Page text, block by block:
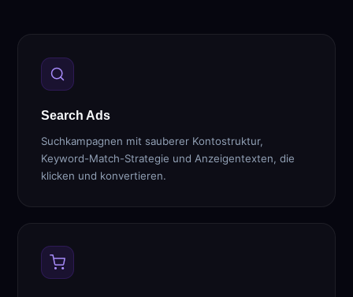
Search Ads
Suchkampagnen mit sauberer Kontostruktur,
Keyword-Match-Strategie und Anzeigentexten, die
klicken und konvertieren.